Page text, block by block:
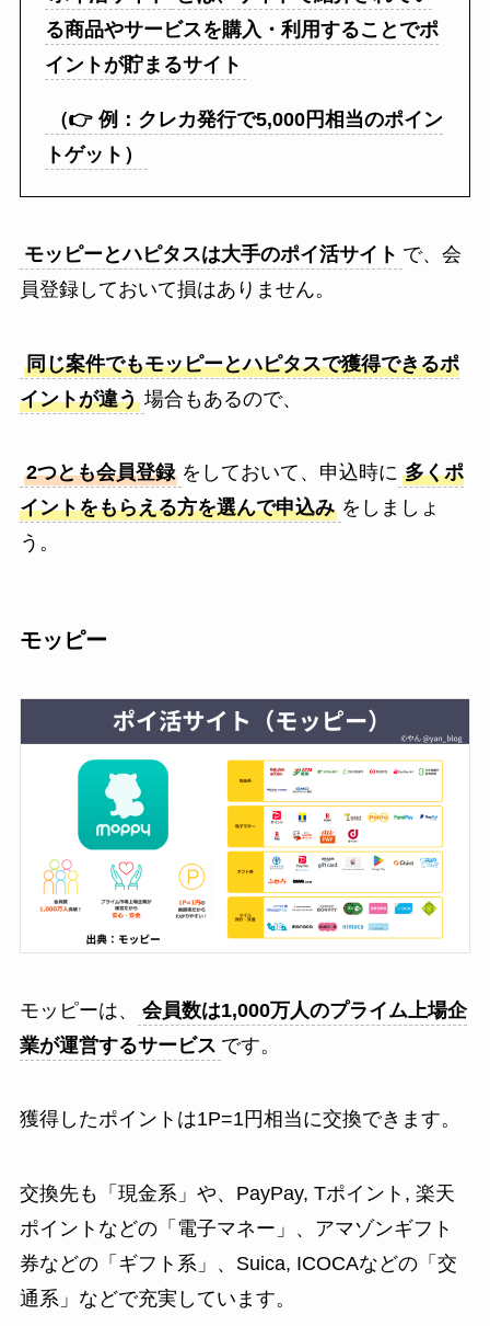
る商品やサービスを購入・利用することでポ
イントが貯まるサイト
（👉 例：クレカ発行で5,000円相当のポイン
トゲット）
モッピーとハピタスは大手のポイ活サイト で、会
員登録しておいて損はありません。
同じ案件でもモッピーとハピタスで獲得できるポ
イントが違う 場合もあるので、
2つとも会員登録 をしておいて、申込時に 多くポ
イントをもらえる方を選んで申込み をしましょ
う。
モッピー
モッピーは、
会員数は1,000万人のプライム上場企
業が運営するサービス です。
獲得したポイントは1P=1円相当に交換できます。
交換先も「現金系」や、PayPay, Tポイント, 楽天
ポイントなどの「電子マネー」、アマゾンギフト
券などの「ギフト系」、Suica, ICOCAなどの「交
通系」などで充実しています。